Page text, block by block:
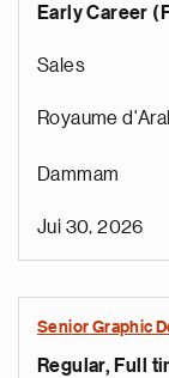
Early Career
Sales
Royaume
Dammam
Jui 30, 2026
Senior Graphic
Regular, Full